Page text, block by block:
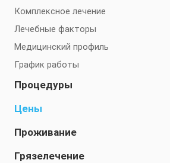
Комплексное лечение
Лечебные факторы
Медицинский профиль
График работы
Процедуры
Цены
Проживание
Грязелечение